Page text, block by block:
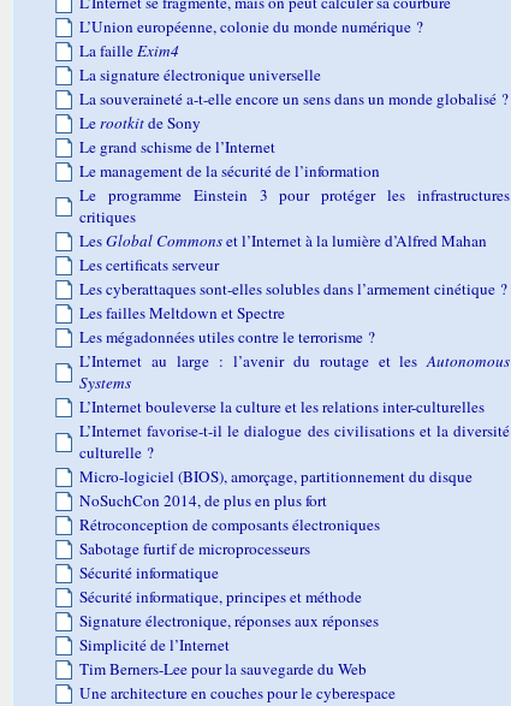
L’Union européenne, colonie du monde numérique ?
La failleExim4
La signature électronique universelle
La souveraineté a-t-elle encore un sens dans un monde globalisé ?
Lerootkitde Sony
Le grand schisme de l’Internet
Le management de la sécurité de l’information
Le programme Einstein 3 pour protéger les infrastructures
critiques
LesGlobal Commonset l’Internet à la lumière d’Alfred Mahan
Les certificats serveur
Les cyberattaques sont-elles solubles dans l’armement cinétique ?
Les failles Meltdown et Spectre
Les mégadonnées utiles contre le terrorisme ?
L’Internet au large : l’avenir du routage et lesAutonomous
Systems
L’Internet bouleverse la culture et les relations inter-culturelles
L’Internet favorise-t-il le dialogue des civilisations et la diversité
culturelle ?
Micro-logiciel (BIOS), amorçage, partitionnement du disque
NoSuchCon 2014, de plus en plus fort
Rétroconception de composants électroniques
Sabotage furtif de microprocesseurs
Sécurité informatique
Sécurité informatique, principes et méthode
Signature électronique, réponses aux réponses
Simplicité de l’Internet
Tim Berners-Lee pour la sauvegarde du Web
Une architecture en couches pour le cyberespace